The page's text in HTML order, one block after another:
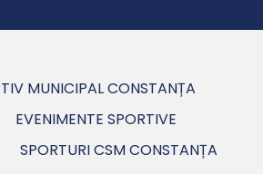
MUNICIPAL CONSTANȚA
EVENIMENTE SPORTIVE
SPORTURI CSM CONSTANȚA